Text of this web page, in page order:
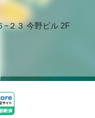
−２３ 今野ビル 2F